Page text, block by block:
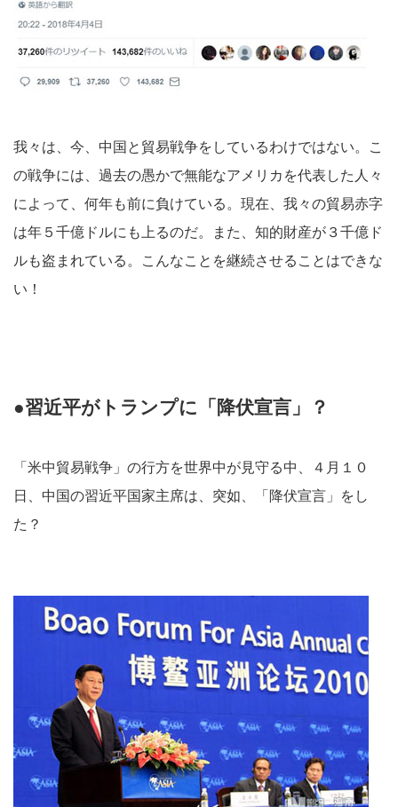
我々は、今、中国と貿易戦争をしているわけではない。こ
の戦争には、過去の愚かで無能なアメリカを代表した人々
によって、何年も前に負けている。現在、我々の貿易赤字
は年５千億ドルにも上るのだ。また、知的財産が３千億ド
ルも盗まれている。こんなことを継続させることはできな
い！
●習近平がトランプに「降伏宣言」？
「米中貿易戦争」の行方を世界中が見守る中、４月１０
日、中国の習近平国家主席は、突如、「降伏宣言」をし
た？